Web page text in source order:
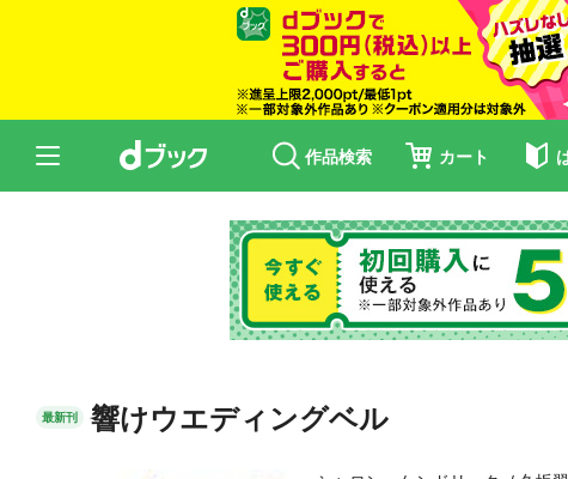
作品検索 カート
最新刊 響けウエディングベル